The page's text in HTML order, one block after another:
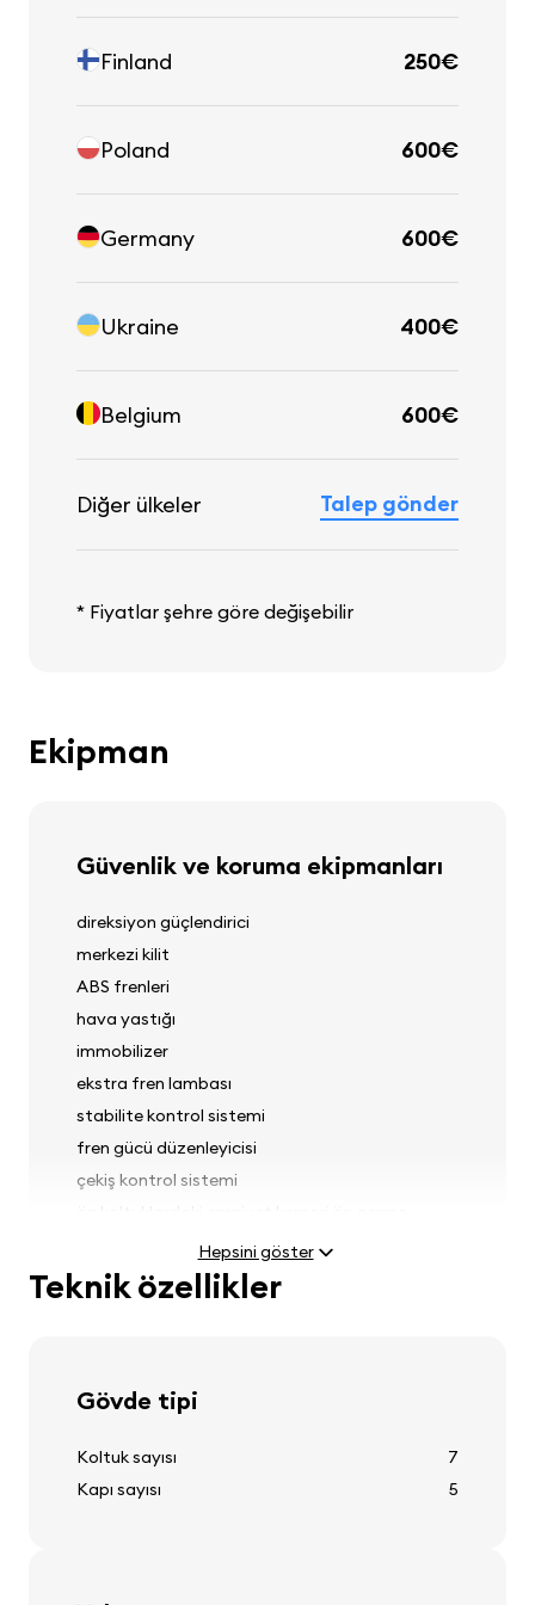
Finland 250€
Poland 600€
Germany 600€
Ukraine 400€
Belgium 600€
Diğer ülkeler Talep gönder
* Fiyatlar şehre göre değişebilir
Ekipman
Güvenlik ve koruma ekipmanları
direksiyon güçlendirici
merkezi kilit
ABS frenleri
hava yastığı
immobilizer
ekstra fren lambası
stabilite kontrol sistemi
fren gücü düzenleyicisi
çekiş kontrol sistemi
yağmur sensörü
Farlar
sis farlar
far ayarı
Hepsini göster
Teknik özellikler
Gövde tipi
Koltuk sayısı
7
Kapı sayısı
5